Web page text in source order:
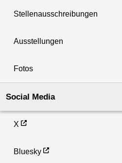
Stellenausschreibungen
Ausstellungen
Fotos
Social Media
X
Bluesky